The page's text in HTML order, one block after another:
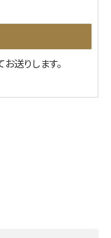
送りします。